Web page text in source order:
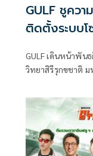
GULF ชูคว
ติดตั้งระบบโ
การวิจัยพัฒ
เปราะบาง
GULF เดินหน้าพัน
วิทยาสิรีรุกขชาติ
Rooftop) มูลค่า
สะอาดในพื้นที่อุท
ระดับอุตสาหกรรม
เด็กที่มีความเปรา